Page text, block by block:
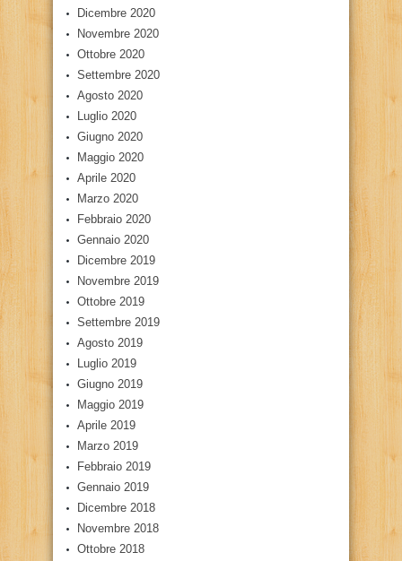
Dicembre 2020
Novembre 2020
Ottobre 2020
Settembre 2020
Agosto 2020
Luglio 2020
Giugno 2020
Maggio 2020
Aprile 2020
Marzo 2020
Febbraio 2020
Gennaio 2020
Dicembre 2019
Novembre 2019
Ottobre 2019
Settembre 2019
Agosto 2019
Luglio 2019
Giugno 2019
Maggio 2019
Aprile 2019
Marzo 2019
Febbraio 2019
Gennaio 2019
Dicembre 2018
Novembre 2018
Ottobre 2018